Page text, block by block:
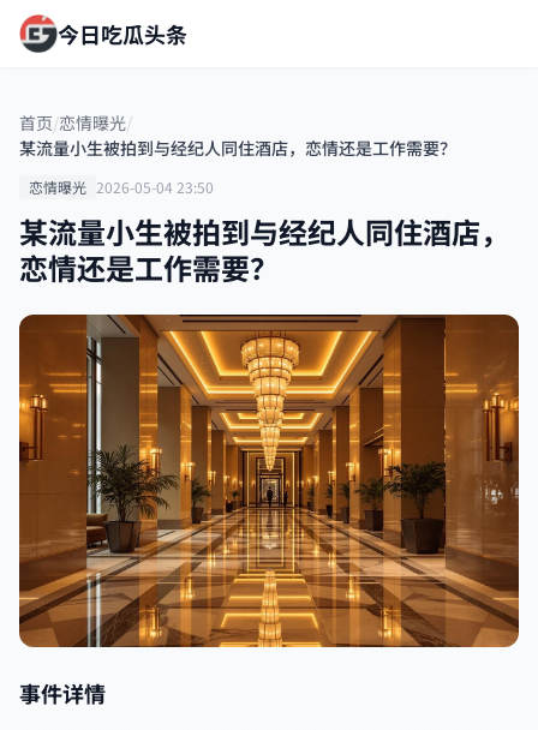
今日吃瓜头条
首页/恋情曝光/
某流量小生被拍到与经纪人同住酒店，恋情还是工作需要？
恋情曝光 2026-05-04 23:50
某流量小生被拍到与经纪人同住酒店，
恋情还是工作需要？
事件详情